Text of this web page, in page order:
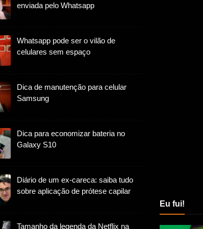
enviada pelo Whatsapp
Whatsapp pode ser o vilão de
celulares sem espaço
Dica de manutenção para celular
Samsung
Dica para economizar bateria no
Galaxy S10
Diário de um ex-careca: saiba tudo
sobre aplicação de prótese capilar
Tamanho da legenda da Netflix na
Eu fui!